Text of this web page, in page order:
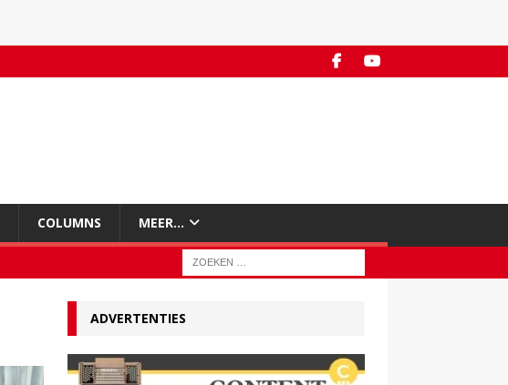
COLUMNS MEER…
ADVERTENTIES